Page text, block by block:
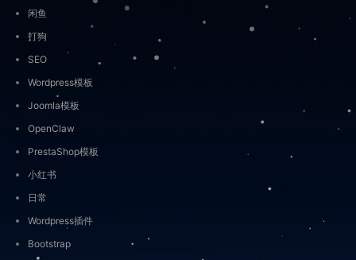
闲鱼
打狗
SEO
Wordpress模板
Joomla模板
OpenClaw
PrestaShop模板
小红书
日常
Wordpress插件
Bootstrap